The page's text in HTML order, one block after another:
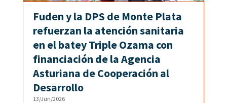
Fuden y la DPS de Monte Plata
refuerzan la atención sanitaria
en el batey Triple Ozama con
financiación de la Agencia
Asturiana de Cooperación al
Desarrollo
13/Jun/2026